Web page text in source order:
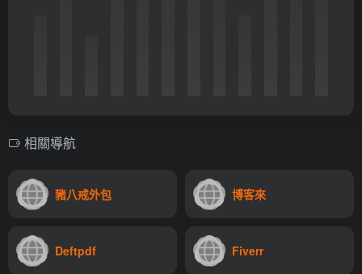
相關導航
豬八戒外包 博客來
Deftpdf Fiverr